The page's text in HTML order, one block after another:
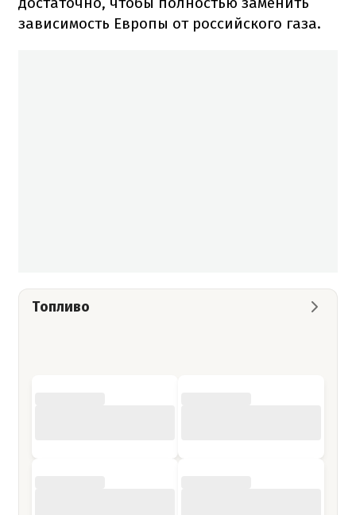
зависимость Европы от российского газа.
Топливо